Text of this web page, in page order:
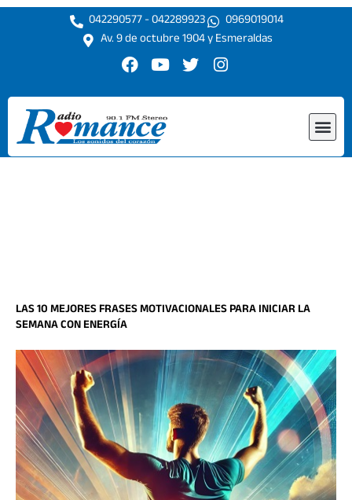
Ir
042290577 - 042289923
0969019014
Av. 9 de octubre 1904 y Esmeraldas
F
c
e
b
o
o
Y
u
t
u
b
e
T
i
r
I
s
r
LAS 10 MEJORES FRASES MOTIVACIONALES PARA INICIAR LA
SEMANA CON ENERGÍA